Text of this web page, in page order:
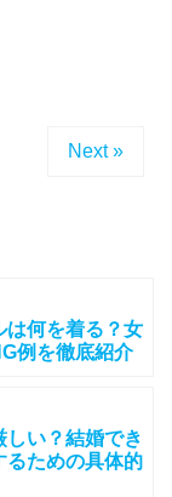
Next »
は何を着る？女
例を徹底紹介
しい？結婚でき
るための具体的